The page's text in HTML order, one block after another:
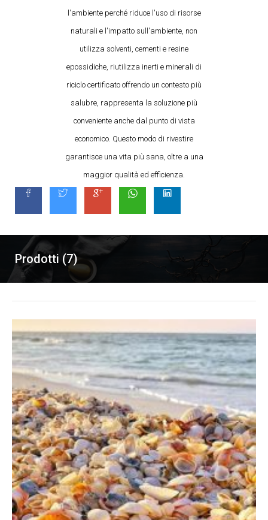
l'ambiente perché riduce l'uso di risorse
naturali e l'impatto sull'ambiente, non
utilizza solventi, cementi e resine
epossidiche, riutilizza inerti e minerali di
riciclo certificato offrendo un contesto più
salubre, rappresenta la soluzione più
conveniente anche dal punto di vista
economico. Questo modo di rivestire
garantisce una vita più sana, oltre a una
maggior qualità ed efficienza.
Prodotti (7)